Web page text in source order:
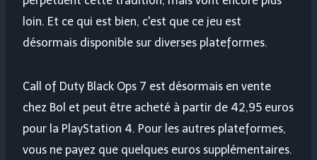
loin. Et ce qui est bien, c'est que ce jeu est
désormais disponible sur diverses plateformes.
Call of Duty Black Ops 7 est désormais en vente
chez Bol et peut être acheté à partir de 42,95 euros
pour la PlayStation 4. Pour les autres plateformes,
vous ne payez que quelques euros supplémentaires.